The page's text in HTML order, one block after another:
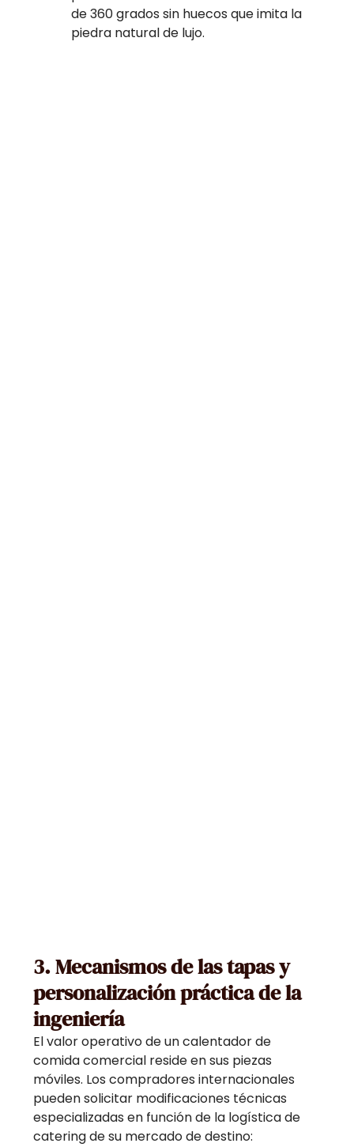
de 360 grados sin huecos que imita la
piedra natural de lujo.
3. Mecanismos de las tapas y
personalización práctica de la
ingeniería
El valor operativo de un calentador de
comida comercial reside en sus piezas
móviles. Los compradores internacionales
pueden solicitar modificaciones técnicas
especializadas en función de la logística de
catering de su mercado de destino: